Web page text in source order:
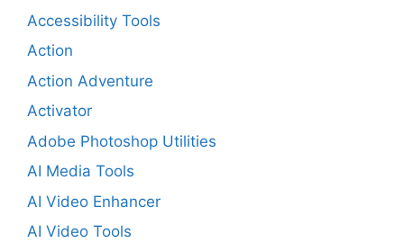
Accessibility Tools
Action
Action Adventure
Activator
Adobe Photoshop Utilities
AI Media Tools
AI Video Enhancer
AI Video Tools